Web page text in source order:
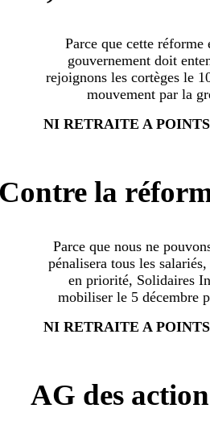
Parce que cette
gouvernement doit
rejoignons les cortèges le
mouvement par la
NI RETRAITE A
Contre la
Parce que nous ne
pénalisera tous les
en priorité, Solidaires
mobiliser le 5 décembre
NI RETRAITE A
AG des